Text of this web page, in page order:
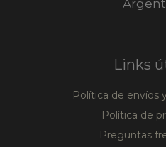
Links
Política de envíos
Política de
Preguntas